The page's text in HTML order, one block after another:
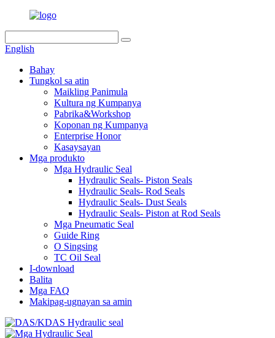
English
Bahay
Tungkol sa atin
Maikling Panimula
Kultura ng Kumpanya
Pabrika&Workshop
Koponan ng Kumpanya
Enterprise Honor
Kasaysayan
Mga produkto
Mga Hydraulic Seal
Hydraulic Seals- Piston Seals
Hydraulic Seals- Rod Seals
Hydraulic Seals- Dust Seals
Hydraulic Seals- Piston at Rod Seals
Mga Pneumatic Seal
Guide Ring
O Singsing
TC Oil Seal
I-download
Balita
Mga FAQ
Makipag-ugnayan sa amin